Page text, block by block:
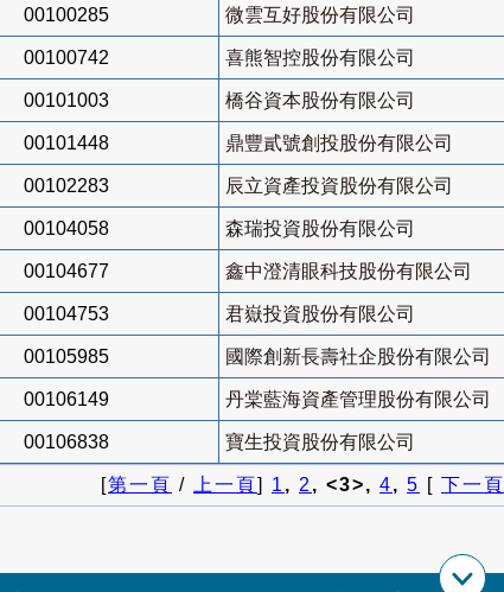
00100285 微雲互好股份有限公司
00100742 喜熊智控股份有限公司
00101003 橋谷資本股份有限公司
00101448 鼎豐貳號創投股份有限公司
00102283 辰立資產投資股份有限公司
00104058 森瑞投資股份有限公司
00104677 鑫中澄清眼科技股份有限公司
00104753 君嶽投資股份有限公司
00105985 國際創新長壽社企股份有限公司
00106149 丹棠藍海資產管理股份有限公司
00106838 寶生投資股份有限公司
[第一頁 / 上一頁] 1, 2, <3>, 4, 5 [ 下一頁